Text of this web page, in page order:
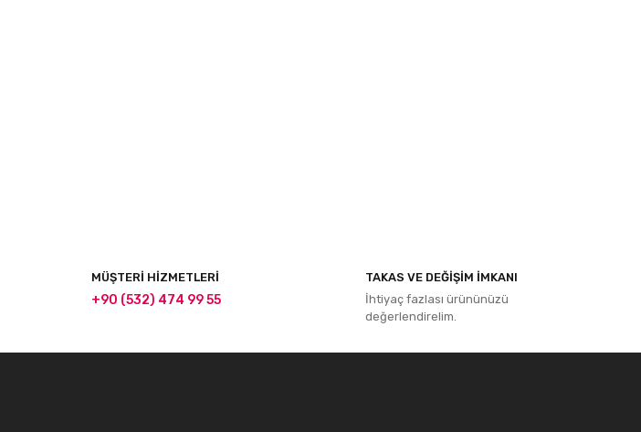
MÜŞTERİ HİZMETLERİ
+90 (532) 474 99 55
TAKAS VE DEĞİŞİM İMKANI
İhtiyaç fazlası ürününüzü
değerlendirelim.